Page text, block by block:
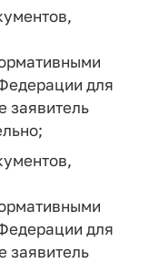
для
заявитель
для
заявитель